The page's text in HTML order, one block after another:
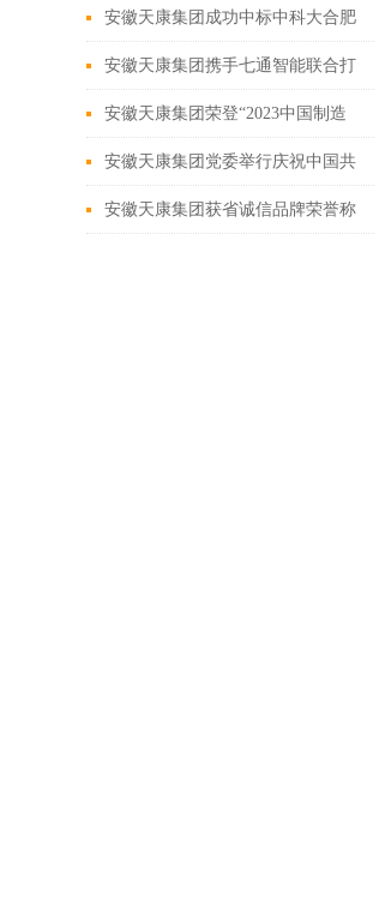
及处理方法
安徽天康集团成功中标中科大合肥
先进光源束线控制线缆项目
安徽天康集团携手七通智能联合打
造数字化示范车间
安徽天康集团荣登“2023中国制造
业民营企业500强
安徽天康集团党委举行庆祝中国共
产党成立100周年
安徽天康集团获省诚信品牌荣誉称